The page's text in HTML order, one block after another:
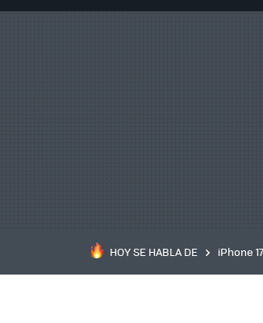
HOY SE HABLA DE iPhone